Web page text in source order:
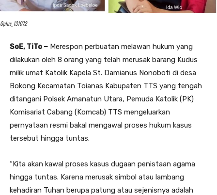
Oplus_131072
SoE, TiTo – Merespon perbuatan melawan hukum yang
dilakukan oleh 8 orang yang telah merusak barang Kudus
milik umat Katolik Kapela St. Damianus Nonoboti di desa
Bokong Kecamatan Toianas Kabupaten TTS yang tengah
ditangani Polsek Amanatun Utara, Pemuda Katolik (PK)
Komisariat Cabang (Komcab) TTS mengeluarkan
pernyataan resmi bakal mengawal proses hukum kasus
tersebut hingga tuntas.
“Kita akan kawal proses kasus dugaan penistaan agama
hingga tuntas. Karena merusak simbol atau lambang
kehadiran Tuhan berupa patung atau sejenisnya adalah